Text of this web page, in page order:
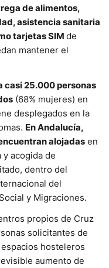
de alimentos,
asistencia sanitaria
tarjetas SIM de
mantener el
casi 25.000 personas
(68% mujeres) en
desplegados en la
En Andalucía,
alojadas en
acogida de
dentro del
del
y Migraciones.
propios de Cruz
solicitantes de
hosteleros
aumento de